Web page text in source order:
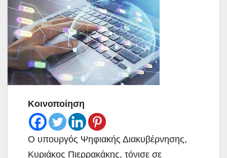
Κοινοποίηση
O υπουργός Ψηφιακής Διακυβέρνησης,
Κυριάκος Πιερρακάκης, τόνισε σε